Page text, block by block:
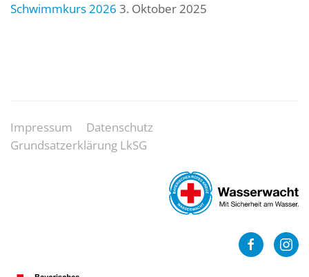
Schwimmkurs 2026 3. Oktober 2025
Impressum
Datenschutz
Grundsatzerklärung LkSG